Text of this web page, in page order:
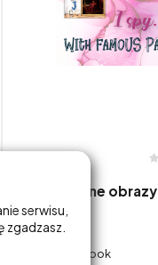
I spy - znane obrazy
English Nook
serwisu,
zgadzasz.